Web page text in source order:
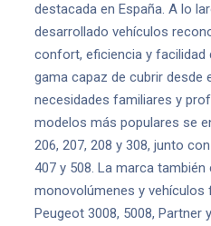
destacada en España. A lo
desarrollado vehículos
confort, eficiencia y facilidad
gama capaz de cubrir desde
necesidades familiares y
modelos más populares se
206, 207, 208 y 308, junto
407 y 508. La marca también
monovolúmenes y vehículos
Peugeot 3008, 5008, Partner